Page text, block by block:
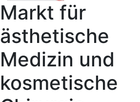
Markt für
ästhetische
Medizin und
kosmetische